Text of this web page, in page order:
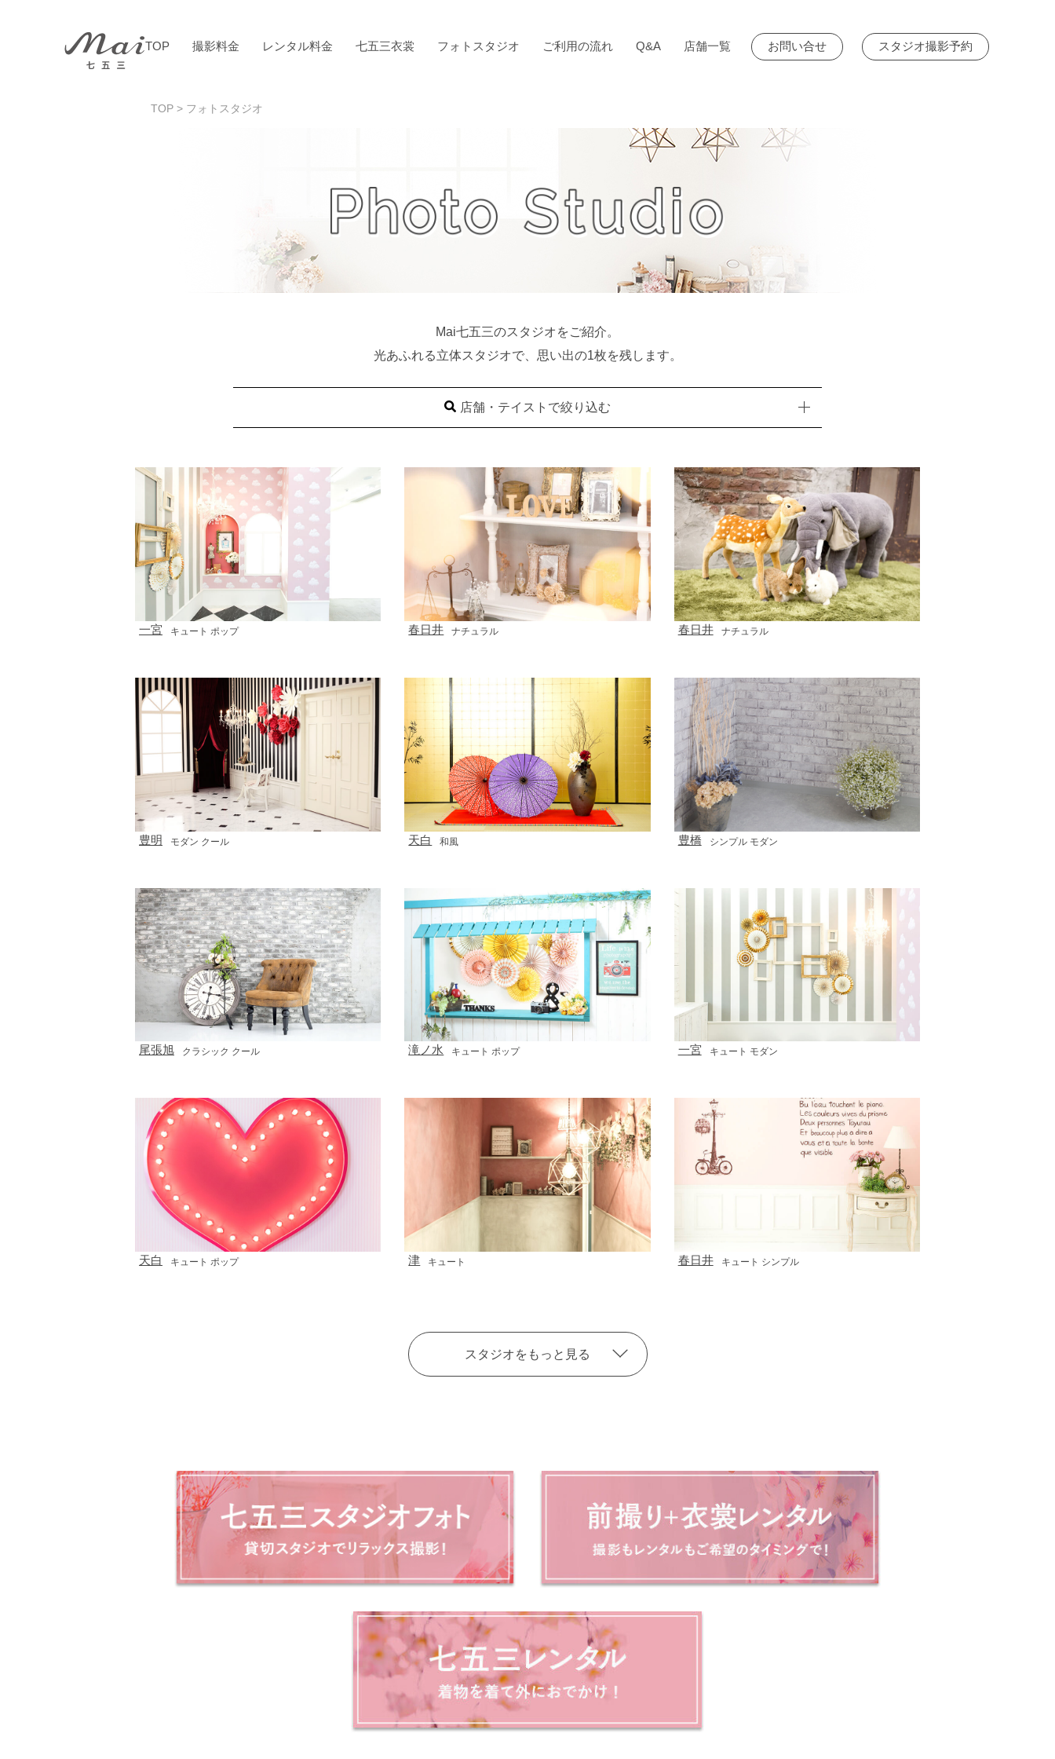
TOP 撮影料金 レンタル料金 七五三衣裳 フォトスタジオ ご利用の流れ Q&A 店舗一覧 お問い合せ スタジオ撮影予約
TOP > フォトスタジオ
Mai七五三のスタジオをご紹介。
光あふれる立体スタジオで、思い出の1枚を残します。
店舗・テイストで絞り込む
一宮 キュート ポップ 春日井 ナチュラル 春日井 ナチュラル
豊明 モダン クール 天白 和風 豊橋 シンプル モダン
尾張旭 クラシック クール 滝ノ水 キュート ポップ 一宮 キュート モダン
天白 キュート ポップ 津 キュート 春日井 キュート シンプル
スタジオをもっと見る